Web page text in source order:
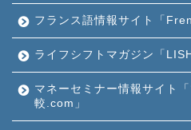
フランス語情報サイト「
ライフシフトマガジン「
マネーセミナー情報サイト
較.com」